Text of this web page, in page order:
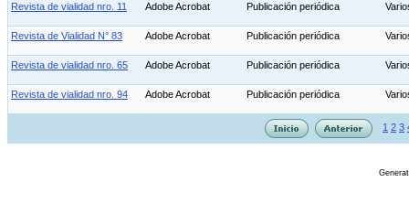
Revista de vialidad nro. 11 Adobe Acrobat Publicación periódica
Revista de Vialidad N° 83 Adobe Acrobat Publicación periódica
Revista de vialidad nro. 65 Adobe Acrobat Publicación periódica
Revista de vialidad nro. 94 Adobe Acrobat Publicación periódica
1 2 3